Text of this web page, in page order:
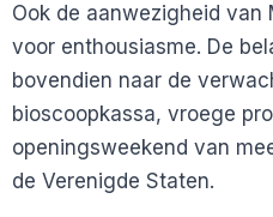
Ook de aanwezigheid van
voor enthousiasme. De
bovendien naar de
bioscoopkassa, vroege
openingsweekend van
de Verenigde Staten.